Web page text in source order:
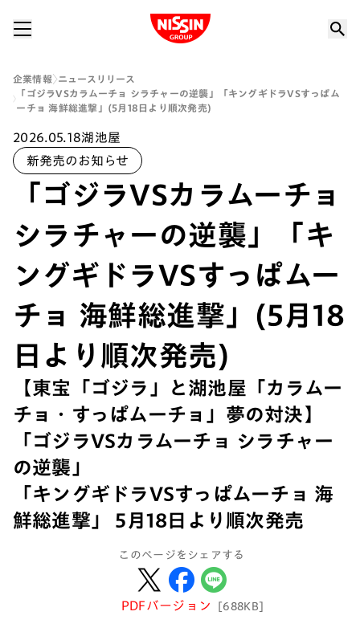
Nissin Group
企業情報
ニュースリリース
「ゴジラVSカラムーチョ シラチャーの逆襲」「キングギドラVSすっぱム
ーチョ 海鮮総進撃」(5月18日より順次発売)
2026.05.18湖池屋
新発売のお知らせ
「ゴジラVSカラムーチョ
シラチャーの逆襲」「キ
ングギドラVSすっぱムー
チョ 海鮮総進撃」(5月18
日より順次発売)
【東宝「ゴジラ」と湖池屋「カラムー
チョ・すっぱムーチョ」夢の対決】
「ゴジラVSカラムーチョ シラチャー
の逆襲」
「キングギドラVSすっぱムーチョ 海
鮮総進撃」 5月18日より順次発売
このページをシェアする
PDFバージョン [688KB]